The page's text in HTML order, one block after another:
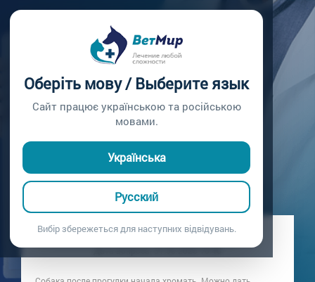
Оберіть мову / Выберите язык
Сайт працює українською та російською
мовами.
Українська
Русский
Вибір збережеться для наступних відвідувань.
Вопросы врачу /
ПОЧЕМУ СОБАКА
ХРОМАЕТ ПОСЛЕ
ПРОГУЛКИ?
Вопрос врачу №410
Вопрос владельца: Хозяйка собаки с анемией
Дата вопроса:31.03.2026 10:40